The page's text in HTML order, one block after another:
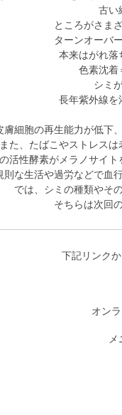
古い
ところがさま
ターンオーバ
本来はがれ落
色素沈着
シミ
長年紫外線を
膚細胞の再生能力が低下、
また、たばこやストレス
活性酵素がメラノサイ
則な生活や過労などで血
では、シミの種類やそ
そちらは次回
下記リンク
オン